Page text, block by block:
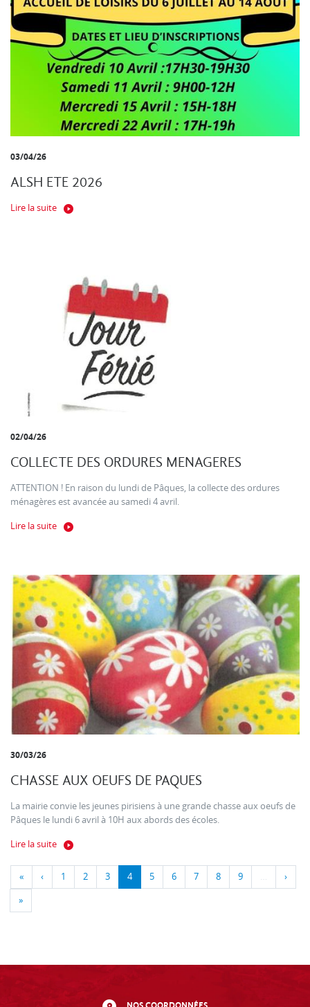
03/04/26
ALSH ETE 2026
Lire la suite
02/04/26
COLLECTE DES ORDURES MENAGERES
ATTENTION ! En raison du lundi de Pâques, la collecte des ordures
ménagères est avancée au samedi 4 avril.
Lire la suite
30/03/26
CHASSE AUX OEUFS DE PAQUES
La mairie convie les jeunes pirisiens à une grande chasse aux oeufs de
Pâques le lundi 6 avril à 10H aux abords des écoles.
Lire la suite
« ‹ 1 2 3 4 5 6 7 8 9 … ›
»